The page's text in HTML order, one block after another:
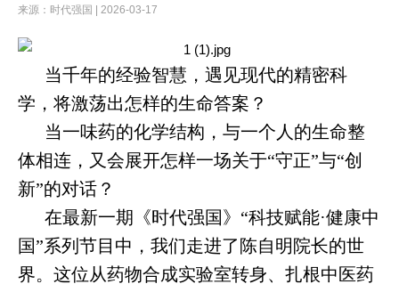
来源：时代强国 | 2026-03-17
当千年的经验智慧，遇见现代的精密科
学，将激荡出怎样的生命答案？
当一味药的化学结构，与一个人的生命整
体相连，又会展开怎样一场关于“守正”与“创
新”的对话？
在最新一期《时代强国》“科技赋能·健康中
国”系列节目中，我们走进了陈自明院长的世
界。这位从药物合成实验室转身、扎根中医药